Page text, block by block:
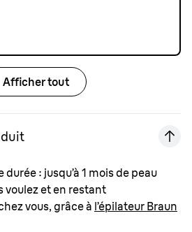
Afficher tout
durée : jusqu’à 1 mois de peau
voulez et en restant
vous, grâce à l’épilateur Braun